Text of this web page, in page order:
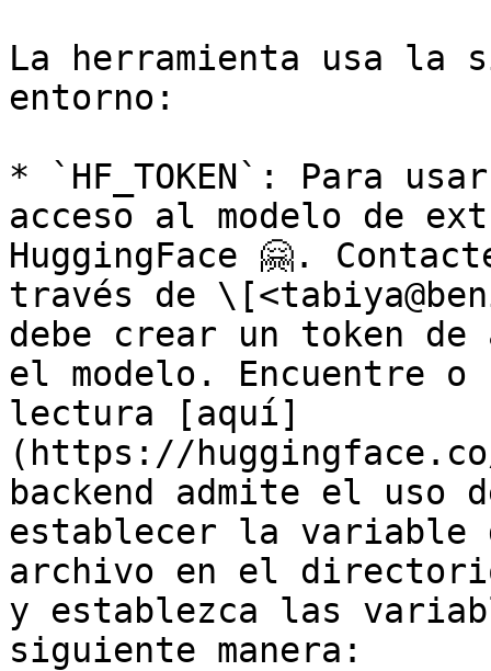
La herramienta usa la
entorno:
* `HF_TOKEN`: Para
acceso al modelo de
HuggingFace 🤗.
través de
debe crear un token
el modelo. Encuentre o
lectura [aquí]
(https://
backend admite el uso
establecer la variable
archivo en el
y establezca las
siguiente manera: